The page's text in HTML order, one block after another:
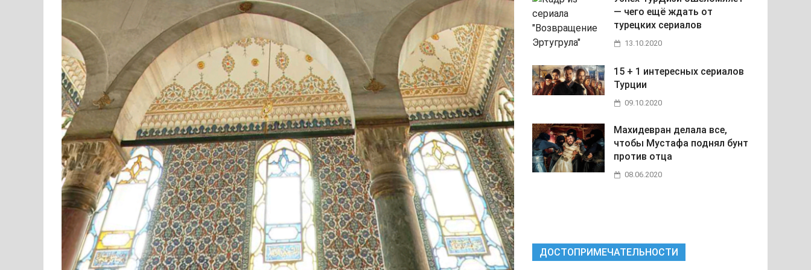
— чего ещё ждать от
турецких сериалов
13.10.2020
15 + 1 интересных сериалов
Турции
09.10.2020
Махидевран делала все,
чтобы Мустафа поднял бунт
против отца
08.06.2020
ДОСТОПРИМЕЧАТЕЛЬНОСТИ